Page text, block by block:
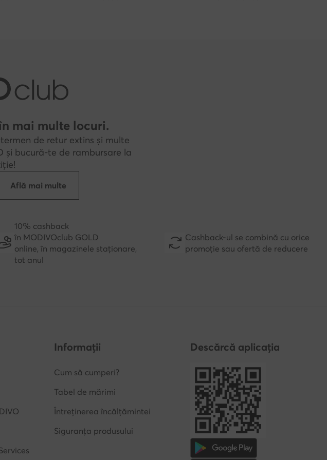
mai multe locuri.
de retur extins și multe
și bucură-te de rambursare la
Află mai multe
10% cashback
în MODIVOclub GOLD
online, în magazinele staționare,
tot anul
Cashback-ul se combină cu orice
promoție sau ofertă de reducere
Informații
Cum să cumperi?
Tabel de mărimi
Întreținerea încălțămintei
Siguranța produsului
Descărcă aplicația